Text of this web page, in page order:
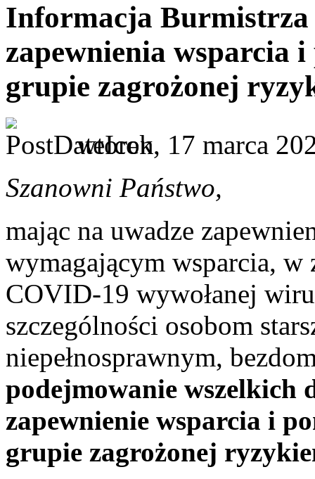
Informacja
zapewnienia wsparcia
grupie zagrożonej
wtorek, 17 marca
Szanowni
mając na uwadze
wymagającym wsparcia, w
COVID-19 wywołanej
szczególności osobom
niepełnosprawnym,
podejmowanie wszelkich
zapewnienie wsparcia i
grupie zagrożonej